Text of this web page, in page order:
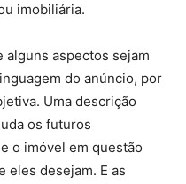
imobiliária.
alguns aspectos sejam
do anúncio, por
Uma descrição
os futuros
o imóvel em questão
eles desejam. E as